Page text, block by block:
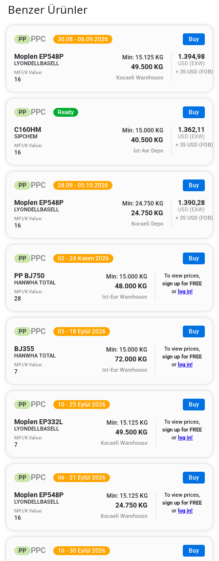
Benzer Ürünler
PP PPC 30.08 - 06.09.2026 Buy
Moplen EP548P
LYONDELLBASELL
MFI/K Value:
16
Min: 15.125 KG
49.500 KG
Kocaeli Warehouse
1.394,98
USD (EXW)
+ 35 USD (FOB)
PP PPC Ready Buy
C160HM
SIPCHEM
MFI/K Value:
16
Min: 15.000 KG
40.500 KG
İst-Avr Depo
1.362,11
USD (EXW)
+ 35 USD (FOB)
PP PPC 28.09 - 05.10.2026 Buy
Moplen EP548P
LYONDELLBASELL
MFI/K Value:
16
Min: 24.750 KG
24.750 KG
Kocaeli Depo
1.390,28
USD (EXW)
+ 35 USD (FOB)
PP PPC 02 - 24 Kasım 2026 Buy
PP BJ750
HANWHA TOTAL
MFI/K Value:
28
Min: 15.000 KG
48.000 KG
Ist-Eur Warehouse
To view prices,
sign up for FREE
or log in!
PP PPC 03 - 18 Eylül 2026 Buy
BJ355
HANWHA TOTAL
MFI/K Value:
7
Min: 15.000 KG
72.000 KG
Ist-Eur Warehouse
To view prices,
sign up for FREE
or log in!
PP PPC 10 - 25 Eylül 2026 Buy
Moplen EP332L
LYONDELLBASELL
MFI/K Value:
7
Min: 15.125 KG
49.500 KG
Kocaeli Warehouse
To view prices,
sign up for FREE
or log in!
PP PPC 06 - 21 Eylül 2026 Buy
Moplen EP548P
LYONDELLBASELL
MFI/K Value:
16
Min: 15.125 KG
24.750 KG
Kocaeli Warehouse
To view prices,
sign up for FREE
or log in!
PP PPC 10 - 30 Eylül 2026 Buy